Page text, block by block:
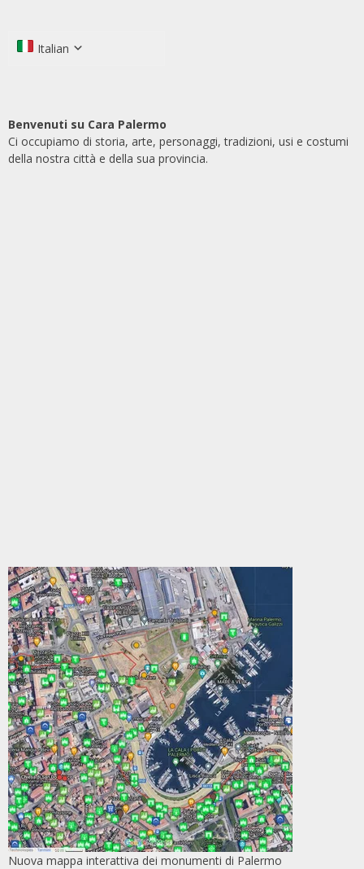
Italian
Benvenuti su Cara Palermo
Ci occupiamo di storia, arte, personaggi, tradizioni, usi e costumi
della nostra città e della sua provincia.
Nuova mappa interattiva dei monumenti di Palermo